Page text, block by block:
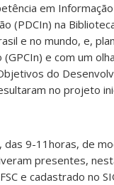
em
(PDCIn) na
e no mundo, e,
e com um
do
no projeto
9-11horas, de
presentes,
e cadastrado no